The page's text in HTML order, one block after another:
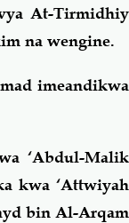
At-Tirmidhiy
na wengine.
imeandikwa
‘Abdul-Malik
kwa ‘Attwiyah
bin Al-Arqam